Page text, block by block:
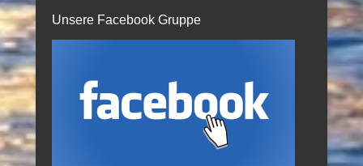
Unsere Facebook Gruppe